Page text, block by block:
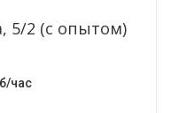
5/2 (с опытом)
час